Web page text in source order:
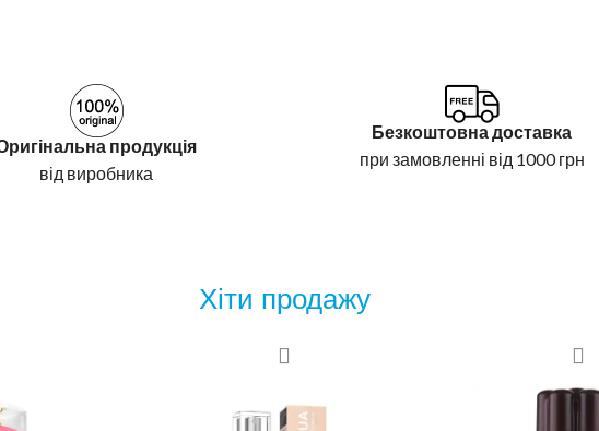
продукція
від виробника
Безкоштовна доставка
при замовленні від 1000 грн
Хіти продажу